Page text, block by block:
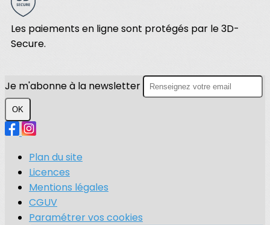
Les paiements en ligne sont protégés par le 3D-
Secure.
Je m'abonne à la newsletter
OK
Plan du site
Licences
Mentions légales
CGUV
Paramétrer vos cookies